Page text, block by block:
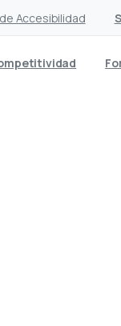
Accesibilidad